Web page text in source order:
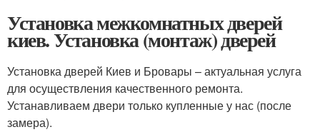
Установка межкомнатных дверей
киев. Установка (монтаж) дверей
Установка дверей Киев и Бровары – актуальная услуга
для осуществления качественного ремонта.
Устанавливаем двери только купленные у нас (после
замера).